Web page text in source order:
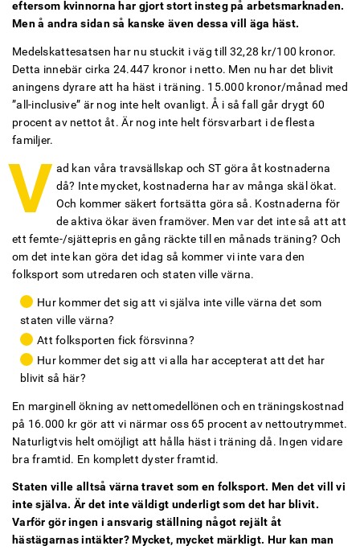
eftersom kvinnorna har gjort stort insteg på arbetsmarknaden.
Men å andra sidan så kanske även dessa vill äga häst.
Medelskattesatsen har nu stuckit i väg till 32,28 kr/100 kronor.
Detta innebär cirka 24.447 kronor i netto. Men nu har det blivit
aningens dyrare att ha häst i träning. 15.000 kronor/månad med
”all-inclusive” är nog inte helt ovanligt. Å i så fall går drygt 60
procent av nettot åt. Är nog inte helt försvarbart i de flesta
familjer.
V ad kan våra travsällskap och ST göra åt kostnaderna
då? Inte mycket, kostnaderna har av många skäl ökat.
Och kommer säkert fortsätta göra så. Kostnaderna för
de aktiva ökar även framöver. Men var det inte så att att
ett femte-/sjättepris en gång räckte till en månads träning? Och
om det inte kan göra det idag så kommer vi inte vara den
folksport som utredaren och staten ville värna.
Hur kommer det sig att vi själva inte ville värna det som
staten ville värna?
Att folksporten fick försvinna?
Hur kommer det sig att vi alla har accepterat att det har
blivit så här?
En marginell ökning av nettomedellönen och en träningskostnad
på 16.000 kr gör att vi närmar oss 65 procent av nettoutrymmet.
Naturligtvis helt omöjligt att hålla häst i träning då. Ingen vidare
bra framtid. En komplett dyster framtid.
Staten ville alltså värna travet som en folksport. Men det vill vi
inte själva. Är det inte väldigt underligt som det har blivit.
Varför gör ingen i ansvarig ställning något rejält åt
hästägarnas intäkter? Mycket, mycket märkligt. Hur kan man